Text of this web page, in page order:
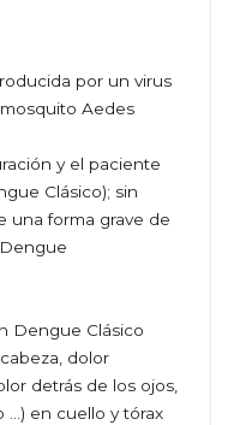
por un virus
Aedes
y el paciente
Clásico); sin
una forma grave de
Dengue Clásico
dolor
detrás de los ojos,
…) en cuello y tórax